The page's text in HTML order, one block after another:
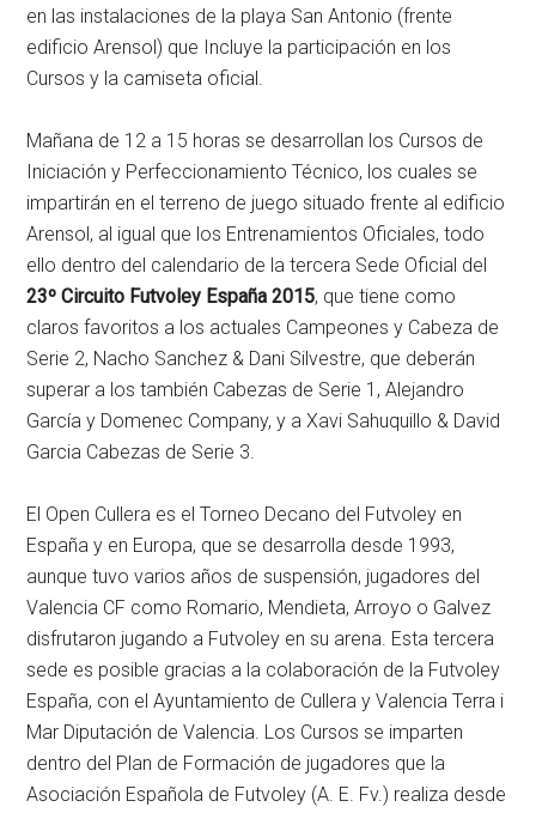
en las instalaciones de la playa San Antonio (frente
edificio Arensol) que Incluye la participación en los
Cursos y la camiseta oficial.
Mañana de 12 a 15 horas se desarrollan los Cursos de
Iniciación y Perfeccionamiento Técnico, los cuales se
impartirán en el terreno de juego situado frente al edificio
Arensol, al igual que los Entrenamientos Oficiales, todo
ello dentro del calendario de la tercera Sede Oficial del
23º Circuito Futvoley España 2015, que tiene como
claros favoritos a los actuales Campeones y Cabeza de
Serie 2, Nacho Sanchez & Dani Silvestre, que deberán
superar a los también Cabezas de Serie 1, Alejandro
García y Domenec Company, y a Xavi Sahuquillo & David
Garcia Cabezas de Serie 3.
El Open Cullera es el Torneo Decano del Futvoley en
España y en Europa, que se desarrolla desde 1993,
aunque tuvo varios años de suspensión, jugadores del
Valencia CF como Romario, Mendieta, Arroyo o Galvez
disfrutaron jugando a Futvoley en su arena. Esta tercera
sede es posible gracias a la colaboración de la Futvoley
España, con el Ayuntamiento de Cullera y Valencia Terra i
Mar Diputación de Valencia. Los Cursos se imparten
dentro del Plan de Formación de jugadores que la
Asociación Española de Futvoley (A. E. Fv.) realiza desde